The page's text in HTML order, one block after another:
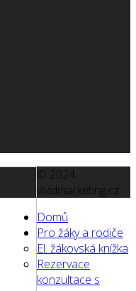
© 2024
vividmarketing.cz
Domů
Pro žáky a rodiče
El. žákovská knížka
Rezervace
konzultace s